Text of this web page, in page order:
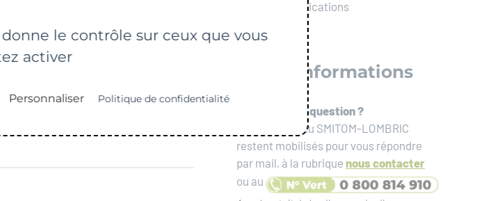
Nos publications
Plus d'informations
Un doute, une question ?
Les services du SMITOM-LOMBRIC
restent mobilisés pour vous répondre
par mail, à la rubrique nous contacter
ou au
le contrôle sur ceux que vous
activer
Personnaliser Politique de confidentialité